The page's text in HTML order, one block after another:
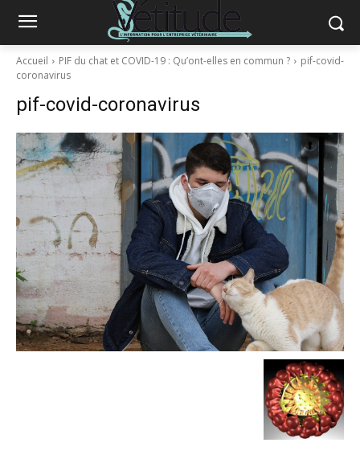
Accueil PIF du chat et COVID-19 : Qu’ont-elles en commun ?
pif-covid-
coronavirus
pif-covid-coronavirus